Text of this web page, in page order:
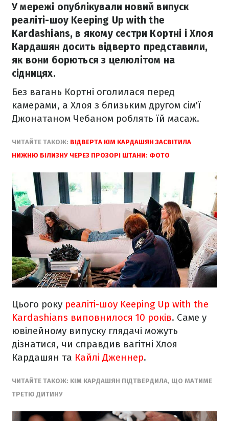
У мережі опублікували новий випуск
реаліті-шоу Keeping Up with the
Kardashians, в якому сестри Кортні і Хлоя
Кардашян досить відверто представили,
як вони борються з целюлітом на
сідницях.
Без вагань Кортні оголилася перед
камерами, а Хлоя з близьким другом сім'ї
Джонатаном Чебаном роблять їй масаж.
ЧИТАЙТЕ ТАКОЖ: ВІДВЕРТА КІМ КАРДАШЯН ЗАСВІТИЛА
НИЖНЮ БІЛИЗНУ ЧЕРЕЗ ПРОЗОРІ ШТАНИ: ФОТО
Цього року реаліті-шоу Keeping Up with the
Kardashians виповнилося 10 років. Саме у
ювілейному випуску глядачі можуть
дізнатися, чи справдив вагітні Хлоя
Кардашян та Кайлі Дженнер.
ЧИТАЙТЕ ТАКОЖ: КІМ КАРДАШЯН ПІДТВЕРДИЛА, ЩО МАТИМЕ
ТРЕТЮ ДИТИНУ